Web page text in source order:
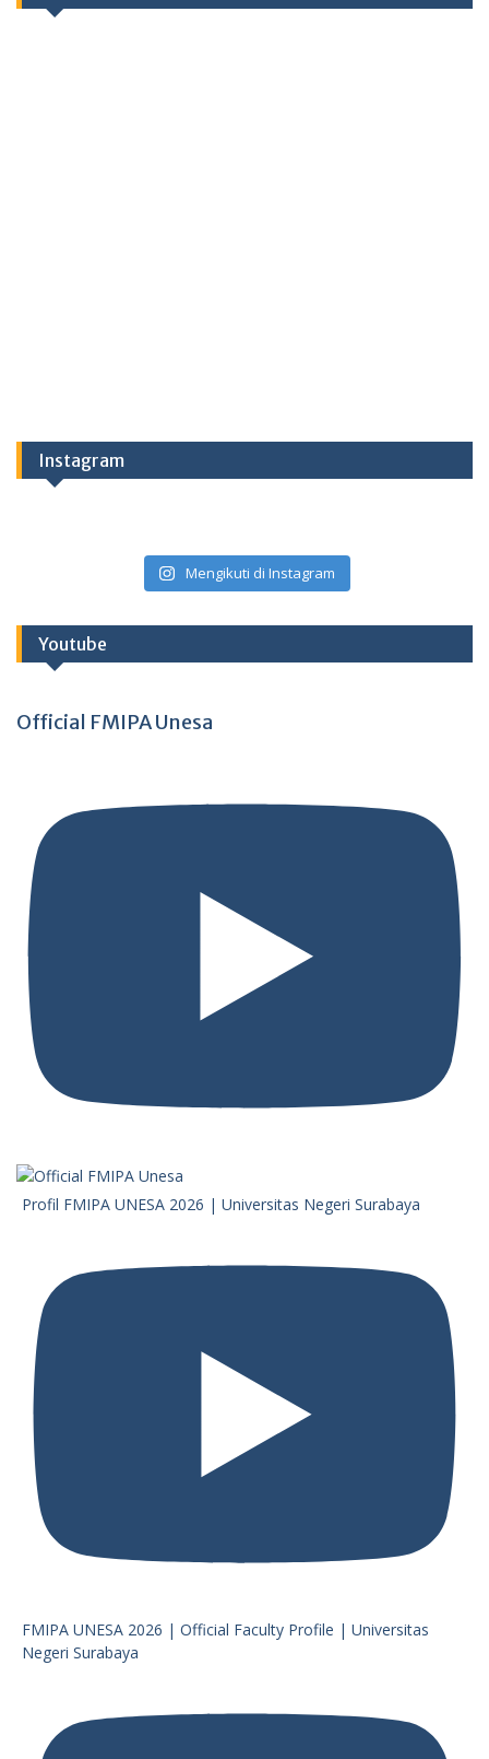
Instagram
Mengikuti di Instagram
Youtube
Official FMIPA Unesa
Profil FMIPA UNESA 2026 | Universitas Negeri Surabaya
FMIPA UNESA 2026 | Official Faculty Profile | Universitas
Negeri Surabaya